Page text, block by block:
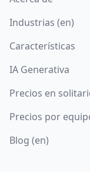
Industrias (en)
Características
IA Generativa
Precios en
Precios por
Blog (en)